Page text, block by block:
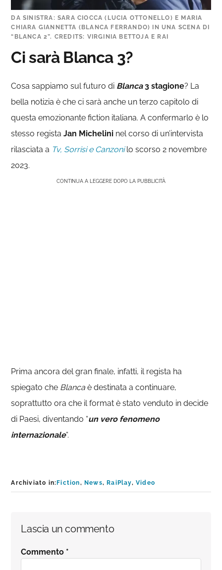
DA SINISTRA: SARA CIOCCA (LUCIA OTTONELLO) E MARIA
CHIARA GIANNETTA (BLANCA FERRANDO) IN UNA SCENA DI
“BLANCA 2”. CREDITS: VIRGINIA BETTOJA E RAI
Ci sarà Blanca 3?
Cosa sappiamo sul futuro di Blanca3 stagione? La
bella notizia è che ci sarà anche un terzo capitolo di
questa emozionante fiction italiana. A confermarlo è lo
stesso registaJan Michelini nel corso di un’intervista
rilasciata a Tv, Sorrisi e Canzonilo scorso 2 novembre
2023.
CONTINUA A LEGGERE DOPO LA PUBBLICITÀ
Prima ancora del gran finale, infatti, il regista ha
spiegato che Blancaè destinata a continuare,
soprattutto ora che il format è stato venduto in decide
di Paesi, diventando “un vero fenomeno
internazionale“.
Archiviato in: Fiction, News, RaiPlay,Video
Interazioni
del
Lascia un commento
Commento *